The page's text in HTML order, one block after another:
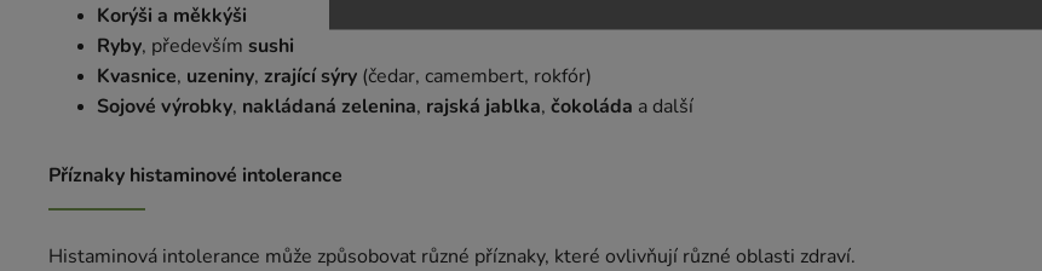
Korýši a měkkýši
Ryby, především sushi
Kvasnice, uzeniny, zrající sýry (čedar, camembert, rokfór)
Sojové výrobky, nakládaná zelenina, rajská jablka, čokoláda a další
Příznaky histaminové intolerance
Histaminová intolerance může způsobovat různé příznaky, které ovlivňují různé oblasti zdraví.